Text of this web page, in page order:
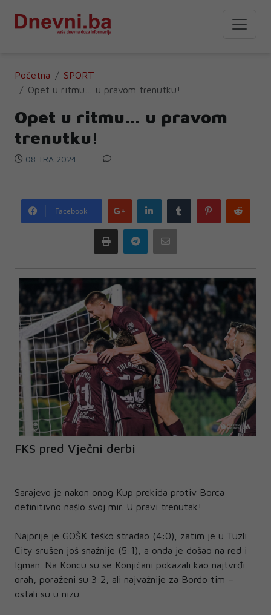
Početna
SPORT
Opet u ritmu… u pravom trenutku!
Opet u ritmu… u pravom
trenutku!
08 TRA 2024
Facebook
Google
plus
LinkedIn Tumblr Pinterest
Print Telegram
FKS pred Vječni derbi
Sarajevo je nakon onog Kup prekida protiv Borca
definitivno našlo svoj mir. U pravi trenutak!
Najprije je GOŠK teško stradao (4:0), zatim je u Tuzli
City srušen još snažnije (5:1), a onda je došao na red i
Igman. Na Koncu su se Konjičani pokazali kao najtvrđi
orah, poraženi su 3:2, ali najvažnije za Bordo tim –
ostali su u nizu.